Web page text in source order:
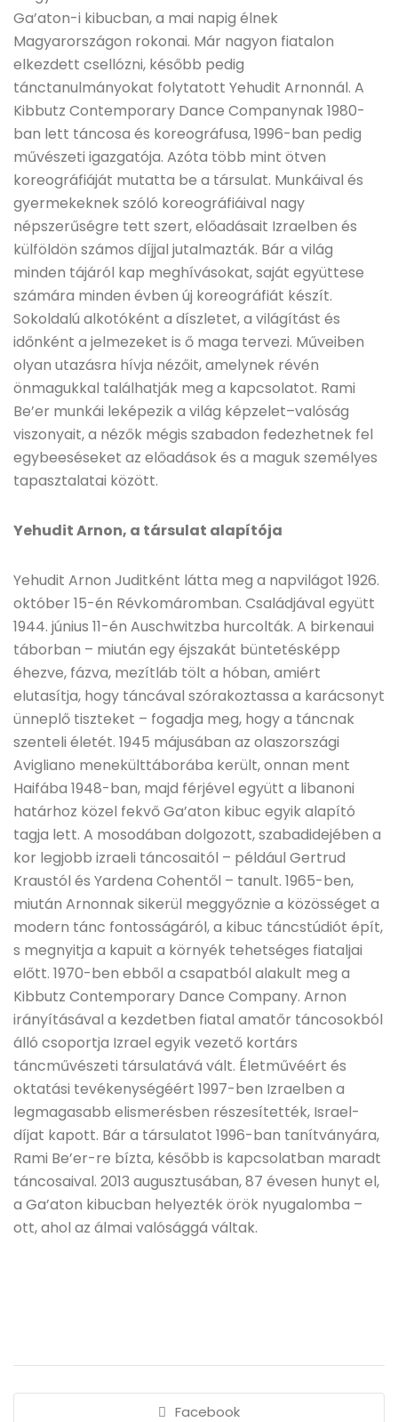
Ga’aton-i kibucban, a mai napig élnek
Magyarországon rokonai. Már nagyon fiatalon
elkezdett csellózni, később pedig
tánctanulmányokat folytatott Yehudit Arnonnál. A
Kibbutz Contemporary Dance Companynak 1980-
ban lett táncosa és koreográfusa, 1996-ban pedig
művészeti igazgatója. Azóta több mint ötven
koreográfiáját mutatta be a társulat. Munkáival és
gyermekeknek szóló koreográfiáival nagy
népszerűségre tett szert, előadásait Izraelben és
külföldön számos díjjal jutalmazták. Bár a világ
minden tájáról kap meghívásokat, saját együttese
számára minden évben új koreográfiát készít.
Sokoldalú alkotóként a díszletet, a világítást és
időnként a jelmezeket is ő maga tervezi. Műveiben
olyan utazásra hívja nézőit, amelynek révén
önmagukkal találhatják meg a kapcsolatot. Rami
Be’er munkái leképezik a világ képzelet–valóság
viszonyait, a nézők mégis szabadon fedezhetnek fel
egybeeséseket az előadások és a maguk személyes
tapasztalatai között.
Yehudit Arnon, a társulat alapítója
Yehudit Arnon Juditként látta meg a napvilágot 1926.
október 15-én Révkomáromban. Családjával együtt
1944. június 11-én Auschwitzba hurcolták. A birkenaui
táborban – miután egy éjszakát büntetésképp
éhezve, fázva, mezítláb tölt a hóban, amiért
elutasítja, hogy táncával szórakoztassa a karácsonyt
ünneplő tiszteket – fogadja meg, hogy a táncnak
szenteli életét. 1945 májusában az olaszországi
Avigliano menekülttáborába került, onnan ment
Haifába 1948-ban, majd férjével együtt a libanoni
határhoz közel fekvő Ga’aton kibuc egyik alapító
tagja lett. A mosodában dolgozott, szabadidejében a
kor legjobb izraeli táncosaitól – például Gertrud
Kraustól és Yardena Cohentől – tanult. 1965-ben,
miután Arnonnak sikerül meggyőznie a közösséget a
modern tánc fontosságáról, a kibuc táncstúdiót épít,
s megnyitja a kapuit a környék tehetséges fiataljai
előtt. 1970-ben ebből a csapatból alakult meg a
Kibbutz Contemporary Dance Company. Arnon
irányításával a kezdetben fiatal amatőr táncosokból
álló csoportja Izrael egyik vezető kortárs
táncművészeti társulatává vált. Életművéért és
oktatási tevékenységéért 1997-ben Izraelben a
legmagasabb elismerésben részesítették, Israel-
díjat kapott. Bár a társulatot 1996-ban tanítványára,
Rami Be’er-re bízta, később is kapcsolatban maradt
táncosaival. 2013 augusztusában, 87 évesen hunyt el,
a Ga’aton kibucban helyezték örök nyugalomba –
ott, ahol az álmai valósággá váltak.
Facebook